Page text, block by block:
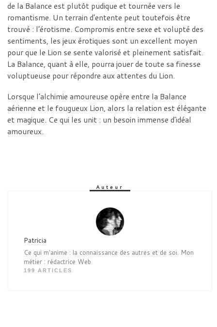
de la Balance est plutôt pudique et tournée vers le
romantisme. Un terrain d’entente peut toutefois être
trouvé : l’érotisme. Compromis entre sexe et volupté des
sentiments, les jeux érotiques sont un excellent moyen
pour que le Lion se sente valorisé et pleinement satisfait.
La Balance, quant à elle, pourra jouer de toute sa finesse
voluptueuse pour répondre aux attentes du Lion.
Lorsque l’alchimie amoureuse opère entre la Balance
aérienne et le fougueux Lion, alors la relation est élégante
et magique. Ce qui les unit : un besoin immense d’idéal
amoureux.
Auteur
Patricia
Ce qui m'anime : la connaissance des autres et de soi. Mon
métier : rédactrice Web
199 ARTICLES